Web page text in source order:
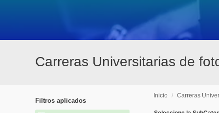
Carreras Universitarias de
Filtros aplicados
Inicio / Carreras